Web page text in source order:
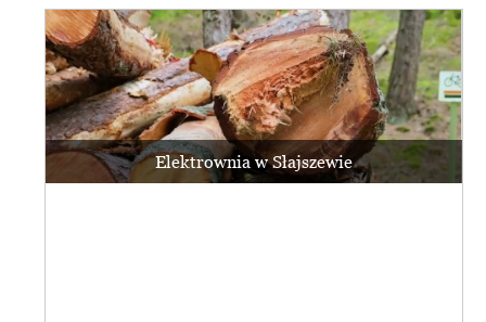
Elektrownia w Słajszewie